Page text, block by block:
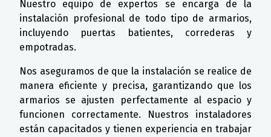
Nuestro equipo de expertos se encarga de la
instalación profesional de todo tipo de armarios,
incluyendo puertas batientes, correderas y
empotradas.
Nos aseguramos de que la instalación se realice de
manera eficiente y precisa, garantizando que los
armarios se ajusten perfectamente al espacio y
funcionen correctamente. Nuestros instaladores
están capacitados y tienen experiencia en trabajar